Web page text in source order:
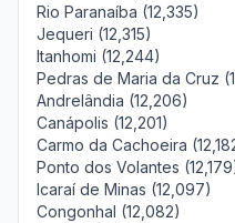
Rio Paranaíba (12,335)
Jequeri (12,315)
Itanhomi (12,244)
Pedras de Maria da Cruz
Andrelândia (12,206)
Canápolis (12,201)
Carmo da Cachoeira
Ponto dos Volantes
Icaraí de Minas (12,097)
Congonhal (12,082)